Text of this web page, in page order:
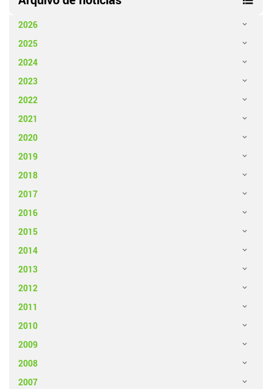
2026
2025
2024
2023
2022
2021
2020
2019
2018
2017
2016
2015
2014
2013
2012
2011
2010
2009
2008
2007